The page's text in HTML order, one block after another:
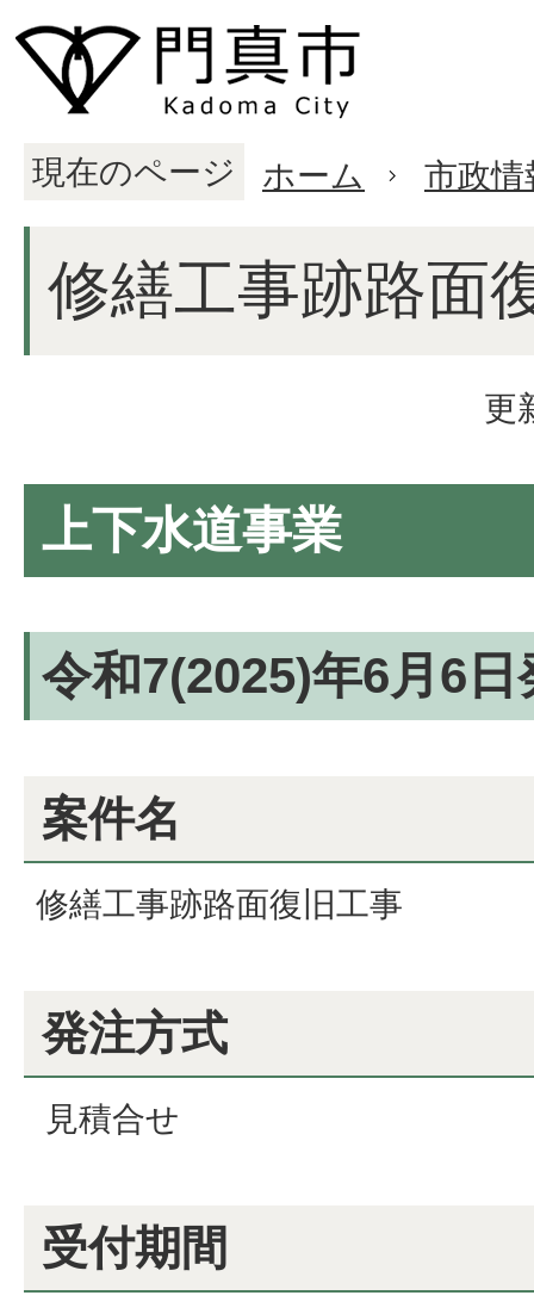
現在のページ ホーム 市政情
修繕工事跡路面
更
上下水道事業
令和7(2025)年6月6日
案件名
修繕工事跡路面復旧工事
発注方式
見積合せ
受付期間